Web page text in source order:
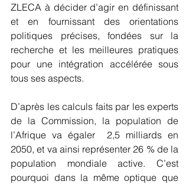
ZLECA à décider d’agir en définissant
et en fournissant des orientations
politiques précises, fondées sur la
recherche et les meilleures pratiques
pour une intégration accélérée sous
tous ses aspects.
D’après les calculs faits par les experts
de la Commission, la population de
l’Afrique va égaler  2,5 milliards en
2050, et va ainsi représenter 26 % de la
population mondiale active. C’est
pourquoi dans la même optique que